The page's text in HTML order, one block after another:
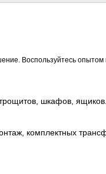
Воспользуйтесь опытом
шкафов,
комплектных